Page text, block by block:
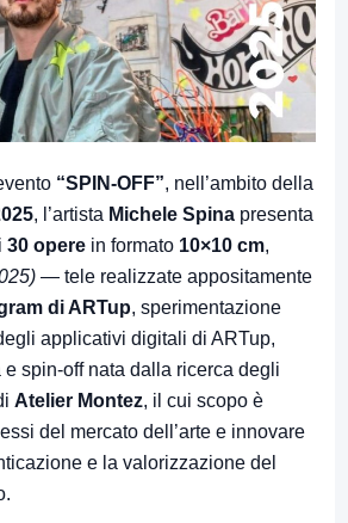
“SPIN-OFF”, nell’ambito della
, l’artista Michele Spina presenta
30 opere in formato 10×10 cm,
— tele realizzate appositamente
di ARTup, sperimentazione
applicativi digitali di ARTup,
spin-off nata dalla ricerca degli
Atelier Montez, il cui scopo è
del mercato dell’arte e innovare
e la valorizzazione del